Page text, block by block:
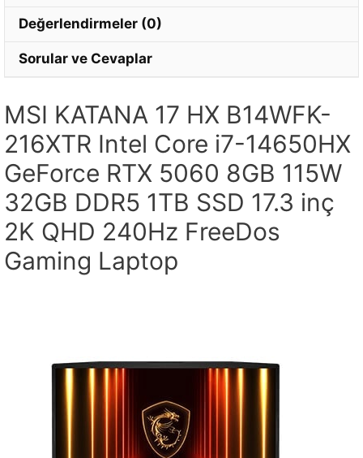
Değerlendirmeler (0)
Sorular ve Cevaplar
MSI KATANA 17 HX B14WFK-
216XTR Intel Core i7-14650HX
GeForce RTX 5060 8GB 115W
32GB DDR5 1TB SSD 17.3 inç
2K QHD 240Hz FreeDos
Gaming Laptop